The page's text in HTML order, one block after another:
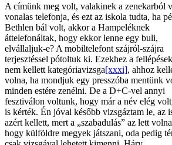
A címünk meg volt, valakinek a zenekarból
vonalas telefonja, és ezt az iskola tudta, ha
Bethlen bál volt, akkor a Hampeléknek
áttelefonáltak, hogy ekkor lenne egy buli,
elvállaljuk-e? A mobiltelefont szájról-szájra
terjesztéssel pótoltuk ki. Ezekhez a
nem kellett kategóriavizsga[xxxi], ahhoz
volna, ha mondjuk egy presszóba mentünk
minden estére zenélni. De a D+C-vel annyi
fesztiválon voltunk, hogy már a név elég
is kérték. Én jóval később vizsgáztam le, az
azért kellett, mert a „szabadulás” az lett
hogy külföldre megyek játszani, oda pedig